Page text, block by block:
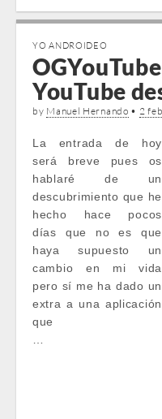
YO ANDROIDEO
YouTube
by Manuel Hernando • 2
La entrada de hoy
será breve pues os
hablaré de un
descubrimiento que he
hecho hace pocos
días que no es que
haya supuesto un
cambio en mi vida
pero sí me ha dado un
extra a una aplicación
que